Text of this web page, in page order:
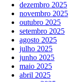
dezembro 2025
novembro 2025
outubro 2025
setembro 2025
agosto 2025
julho 2025
junho 2025
maio 2025
abril 2025